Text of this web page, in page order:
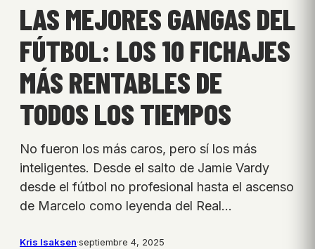
LAS MEJORES GANGAS DEL
FÚTBOL: LOS 10 FICHAJES
MÁS RENTABLES DE
TODOS LOS TIEMPOS
No fueron los más caros, pero sí los más
inteligentes. Desde el salto de Jamie Vardy
desde el fútbol no profesional hasta el ascenso
de Marcelo como leyenda del Real…
Kris Isaksen·septiembre 4, 2025